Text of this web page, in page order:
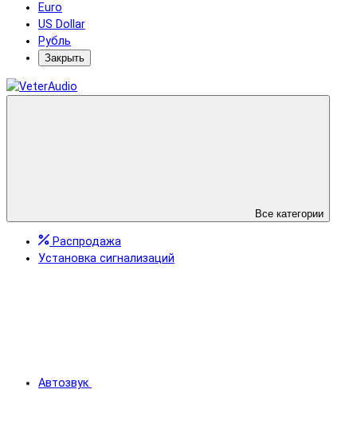
Euro
US Dollar
Рубль
Закрыть
Все категории
Распродажа
Установка сигнализаций
Автозвук